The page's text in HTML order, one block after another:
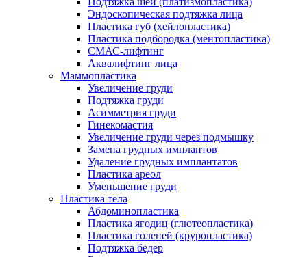
Эндоскопическая подтяжка лица
Пластика губ (хейлопластика)
Пластика подбородка (ментопластика)
СМАС-лифтинг
Аквалифтинг лица
Маммопластика
Увеличение груди
Подтяжка груди
Асимметрия груди
Гинекомастия
Увеличение груди через подмышку
Замена грудных имплантов
Удаление грудных имплантатов
Пластика ареол
Уменьшение груди
Пластика тела
Абдоминопластика
Пластика ягодиц (глютеопластика)
Пластика голеней (круропластика)
Подтяжка бедер